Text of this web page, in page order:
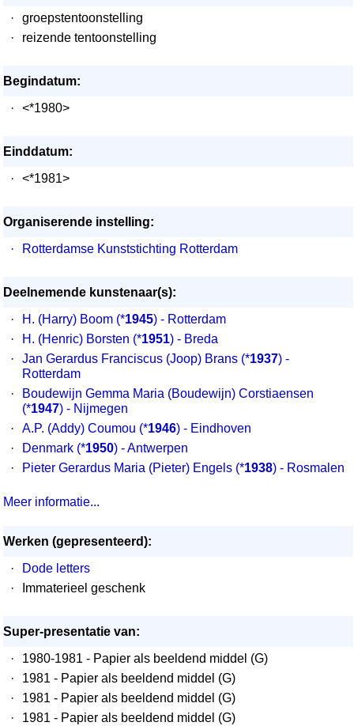
·
groepstentoonstelling
·
reizende tentoonstelling
Begindatum:
·
<*1980>
Einddatum:
·
<*1981>
Organiserende instelling:
·
Rotterdamse Kunststichting Rotterdam
Deelnemende kunstenaar(s):
·
H. (Harry) Boom (*1945) - Rotterdam
·
H. (Henric) Borsten (*1951) - Breda
·
Jan Gerardus Franciscus (Joop) Brans (*1937) -
Rotterdam
·
Boudewijn Gemma Maria (Boudewijn) Corstiaensen
(*1947) - Nijmegen
·
A.P. (Addy) Coumou (*1946) - Eindhoven
·
Denmark (*1950) - Antwerpen
·
Pieter Gerardus Maria (Pieter) Engels (*1938) - Rosmalen
Meer informatie...
Werken (gepresenteerd):
·
Dode letters
·
Immaterieel geschenk
Super-presentatie van:
·
1980-1981 - Papier als beeldend middel (G)
·
1981 - Papier als beeldend middel (G)
·
1981 - Papier als beeldend middel (G)
·
1981 - Papier als beeldend middel (G)